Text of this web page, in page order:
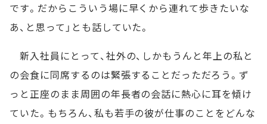
です。だからこういう場に早くから連れて歩きたいな
あ、と思って」とも話していた。
新入社員にとって、社外の、しかもうんと年上の私と
の会食に同席するのは緊張することだっただろう。ず
っと正座のまま周囲の年長者の会話に熱心に耳を傾け
ていた。もちろん、私も若手の彼が仕事のことをどんな